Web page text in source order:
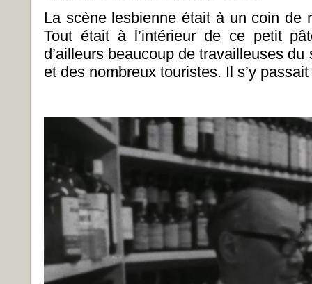
La scène lesbienne était à un coin de
Tout était à l’intérieur de ce petit
d’ailleurs beaucoup de travailleuses
et des nombreux touristes. Il s’y